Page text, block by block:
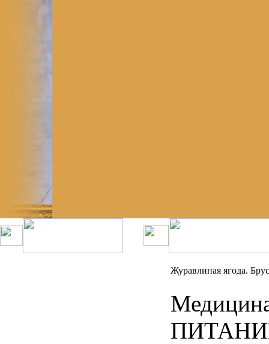
Журавлиная ягода.